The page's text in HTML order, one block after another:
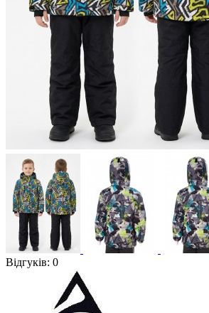
Відгуків: 0